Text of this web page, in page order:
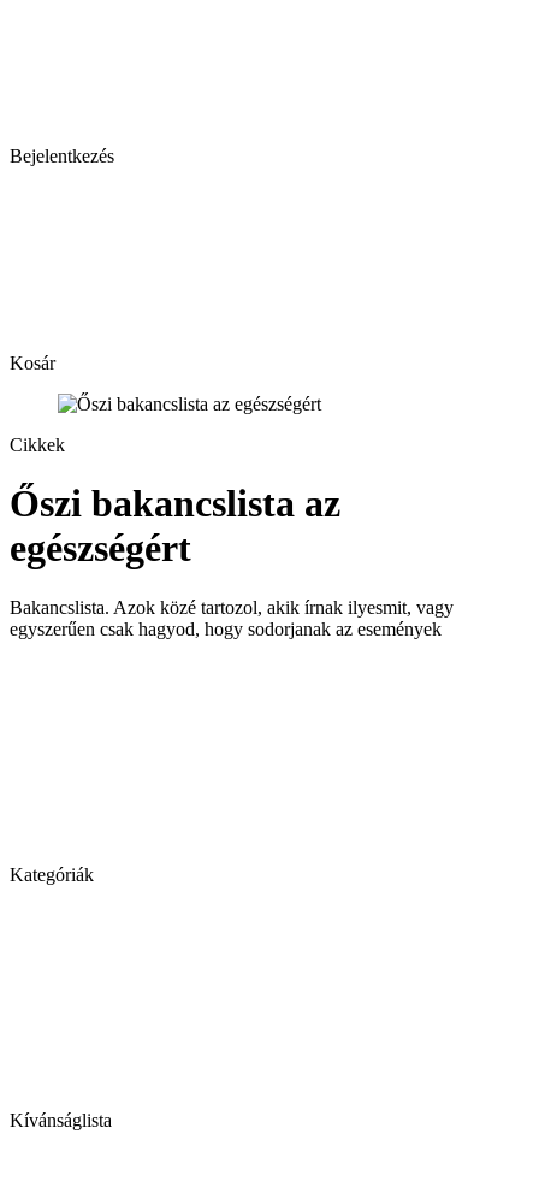
Bejelentkezés
Kosár
Cikkek
Őszi bakancslista az
egészségért
Bakancslista. Azok közé tartozol, akik írnak ilyesmit, vagy
egyszerűen csak hagyod, hogy sodorjanak az események
Kategóriák
Kívánságlista